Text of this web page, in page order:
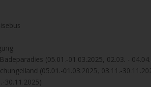
(05.01.-01.03.2025, 02.03. -
(05.01.-01.03.2025, 03.11.-
30.11.2025)